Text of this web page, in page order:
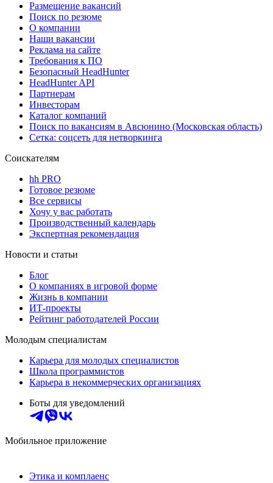
Размещение вакансий
Поиск по резюме
О компании
Наши вакансии
Реклама на сайте
Требования к ПО
Безопасный HeadHunter
HeadHunter API
Партнерам
Инвесторам
Каталог компаний
Поиск по вакансиям в Авсюнино (Московская область)
Сетка: соцсеть для нетворкинга
Соискателям
hh PRO
Готовое резюме
Все сервисы
Хочу у вас работать
Производственный календарь
Экспертная рекомендация
Новости и статьи
Блог
О компаниях в игровой форме
Жизнь в компании
ИТ-проекты
Рейтинг работодателей России
Молодым специалистам
Карьера для молодых специалистов
Школа программистов
Карьера в некоммерческих организациях
Боты для уведомлений
Мобильное приложение
Этика и комплаенс